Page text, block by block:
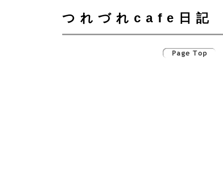
つれづれcafe日記